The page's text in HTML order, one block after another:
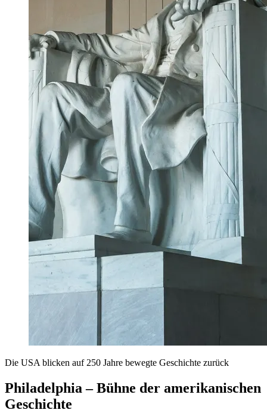
Die USA blicken auf 250 Jahre bewegte Geschichte zurück
Philadelphia – Bühne der amerikanischen
Geschichte